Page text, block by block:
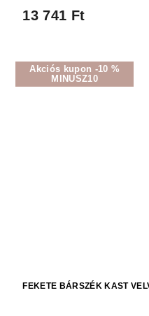
13 741 Ft
Akciós kupon -10 %
MINUSZ10
FEKETE BÁRSZÉK KAST